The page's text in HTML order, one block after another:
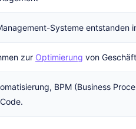
Systeme entstanden
zur Optimierung von
BPM (Business